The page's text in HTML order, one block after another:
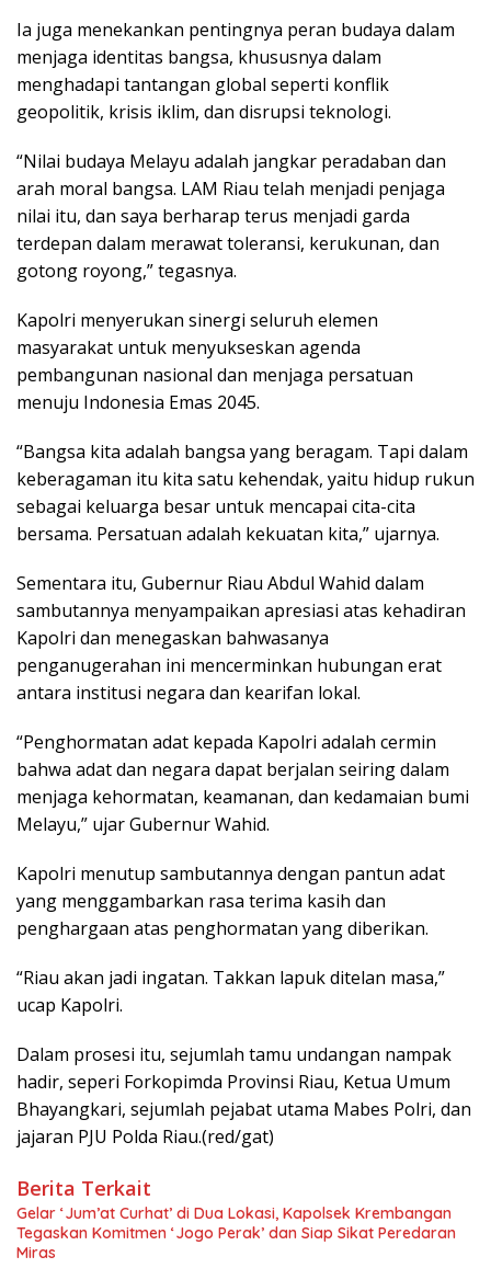
Ia juga menekankan pentingnya peran budaya dalam
menjaga identitas bangsa, khususnya dalam
menghadapi tantangan global seperti konflik
geopolitik, krisis iklim, dan disrupsi teknologi.
“Nilai budaya Melayu adalah jangkar peradaban dan
arah moral bangsa. LAM Riau telah menjadi penjaga
nilai itu, dan saya berharap terus menjadi garda
terdepan dalam merawat toleransi, kerukunan, dan
gotong royong,” tegasnya.
Kapolri menyerukan sinergi seluruh elemen
masyarakat untuk menyukseskan agenda
pembangunan nasional dan menjaga persatuan
menuju Indonesia Emas 2045.
“Bangsa kita adalah bangsa yang beragam. Tapi dalam
keberagaman itu kita satu kehendak, yaitu hidup rukun
sebagai keluarga besar untuk mencapai cita-cita
bersama. Persatuan adalah kekuatan kita,” ujarnya.
Sementara itu, Gubernur Riau Abdul Wahid dalam
sambutannya menyampaikan apresiasi atas kehadiran
Kapolri dan menegaskan bahwasanya
penganugerahan ini mencerminkan hubungan erat
antara institusi negara dan kearifan lokal.
“Penghormatan adat kepada Kapolri adalah cermin
bahwa adat dan negara dapat berjalan seiring dalam
menjaga kehormatan, keamanan, dan kedamaian bumi
Melayu,” ujar Gubernur Wahid.
Kapolri menutup sambutannya dengan pantun adat
yang menggambarkan rasa terima kasih dan
penghargaan atas penghormatan yang diberikan.
“Riau akan jadi ingatan. Takkan lapuk ditelan masa,”
ucap Kapolri.
Dalam prosesi itu, sejumlah tamu undangan nampak
hadir, seperi Forkopimda Provinsi Riau, Ketua Umum
Bhayangkari, sejumlah pejabat utama Mabes Polri, dan
jajaran PJU Polda Riau.(red/gat)
Berita Terkait
Gelar ‘Jum’at Curhat’ di Dua Lokasi, Kapolsek Krembangan
Tegaskan Komitmen ‘Jogo Perak’ dan Siap Sikat Peredaran
Miras